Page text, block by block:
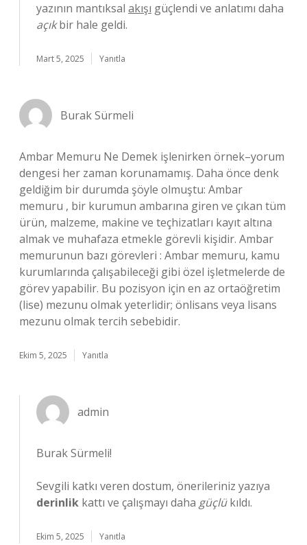
yazının mantıksal akışı güçlendi ve anlatımı daha
açıkbir hale geldi.
Mart 5, 2025 Yanıtla
Burak Sürmeli
Ambar Memuru Ne Demek işlenirken örnek–yorum
dengesi her zaman korunamamış. Daha önce denk
geldiğim bir durumda şöyle olmuştu: Ambar
memuru , bir kurumun ambarına giren ve çıkan tüm
ürün, malzeme, makine ve teçhizatları kayıt altına
almak ve muhafaza etmekle görevli kişidir. Ambar
memurunun bazı görevleri : Ambar memuru, kamu
kurumlarında çalışabileceği gibi özel işletmelerde de
görev yapabilir. Bu pozisyon için en az ortaöğretim
(lise) mezunu olmak yeterlidir; önlisans veya lisans
mezunu olmak tercih sebebidir.
Ekim 5, 2025 Yanıtla
admin
Burak Sürmeli!
Sevgili katkı veren dostum, önerileriniz yazıya
derinlik kattı ve çalışmayı daha güçlükıldı.
Ekim 5, 2025 Yanıtla